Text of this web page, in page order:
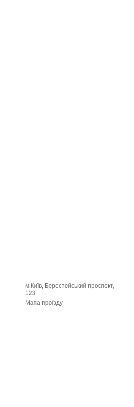
м.Київ, Берестейський проспект,
123
Мапа проїзду